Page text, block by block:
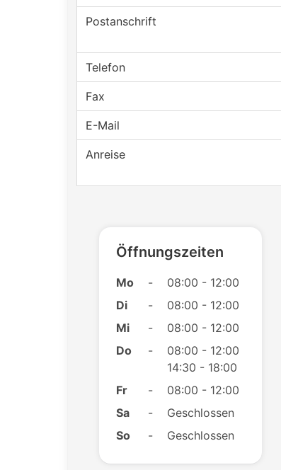
Postanschrift
Telefon
Fax
E-Mail
Anreise
Öffnungszeiten
Mo -
08:00 - 12:00
Di
-
08:00 - 12:00
Mi
-
08:00 - 12:00
Do
-
08:00 - 12:00
14:30 - 18:00
Fr
-
08:00 - 12:00
Sa
-
Geschlossen
So
- Geschlossen